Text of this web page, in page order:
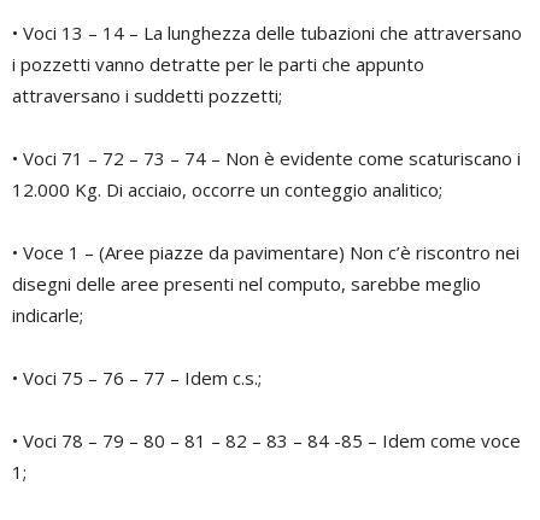
• Voci 13 – 14 – La lunghezza delle tubazioni che attraversano
i pozzetti vanno detratte per le parti che appunto
attraversano i suddetti pozzetti;
• Voci 71 – 72 – 73 – 74 – Non è evidente come scaturiscano i
12.000 Kg. Di acciaio, occorre un conteggio analitico;
• Voce 1 – (Aree piazze da pavimentare) Non c’è riscontro nei
disegni delle aree presenti nel computo, sarebbe meglio
indicarle;
• Voci 75 – 76 – 77 – Idem c.s.;
• Voci 78 – 79 – 80 – 81 – 82 – 83 – 84 -85 – Idem come voce
1;